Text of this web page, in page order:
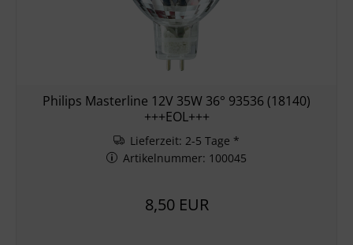
Philips Masterline 12V 35W 36° 93536 (18140)
+++EOL+++
Lieferzeit: 2-5 Tage *
Artikelnummer: 100045
8,50 EUR